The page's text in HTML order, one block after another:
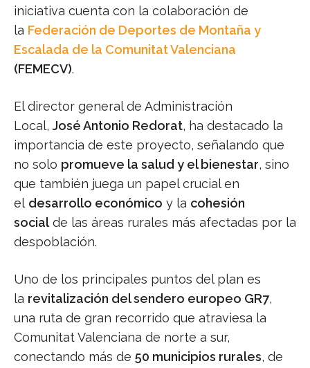
iniciativa cuenta con la colaboración de
la Federación de Deportes de Montaña y
Escalada de la Comunitat Valenciana
(FEMECV).
El director general de Administración
Local, José Antonio Redorat, ha destacado la
importancia de este proyecto, señalando que
no solo promueve la salud y el bienestar, sino
que también juega un papel crucial en
el desarrollo económico y la cohesión
socialde las áreas rurales más afectadas por la
despoblación.
Uno de los principales puntos del plan es
la revitalización del sendero europeo GR7,
una ruta de gran recorrido que atraviesa la
Comunitat Valenciana de norte a sur,
conectando más de 50 municipios rurales, de